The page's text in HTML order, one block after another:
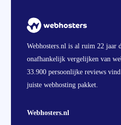
Webhosters.nl is al ruim 22 jaar
onafhankelijk vergelijken van
33.900 persoonlijke reviews
juiste webhosting pakket.
Webhosters.nl